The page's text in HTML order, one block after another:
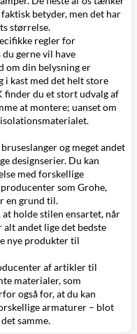
betyder, men det har
størrelse.
regler for
gerne vil have
om din belysning er
i kast med det helt store
finder du et stort udvalg af
at montere; uanset om
bruseslangerog meget andet
designserier. Du kan
med forskellige
som Grohe,
en grund til.
holde stilen ensartet, når
andet lige det bedste
nye produkter til
af artikler til
materialer, som
også for, at du kan
armaturer – blot
samme.